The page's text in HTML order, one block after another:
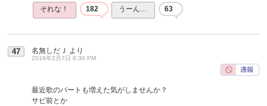
それな！ 182 うーん… 63
47 名無しだＪ より
2016年2月7日 8:30 PM
最近歌のパートも増えた気がしませんか？
サビ前とか